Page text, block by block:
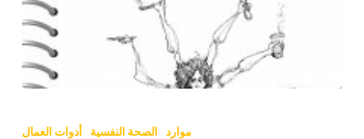
على
أدوات العمال الصحة النفسية موارد